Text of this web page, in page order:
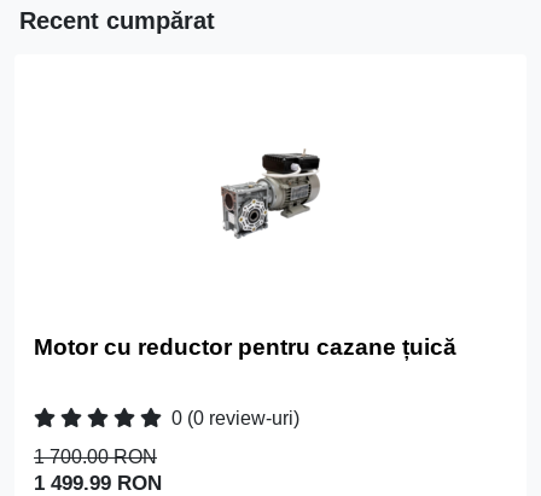
Recent cumpărat
Motor cu reductor pentru cazane țuică
0 (0 review-uri)
1 700.00 RON
1 499.99 RON